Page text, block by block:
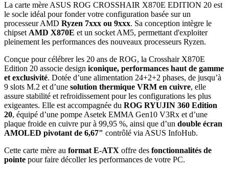
La carte mère ASUS ROG CROSSHAIR X870E EDITION 20 est
le socle idéal pour fonder votre configuration basée sur un
processeur AMD Ryzen 7xxx ou 9xxx. Sa conception intègre le
chipset AMD X870E et un socket AM5, permettant d'exploiter
pleinement les performances des nouveaux processeurs Ryzen.
Conçue pour célébrer les 20 ans de ROG, la Crosshair X870E
Edition 20 associe design iconique, performances haut de gamme
et exclusivité. Dotée d’une alimentation 24+2+2 phases, de jusqu’à
9 slots M.2 et d’une solution thermique VRM en cuivre, elle
assure stabilité et refroidissement pour les configurations les plus
exigeantes. Elle est accompagnée du ROG RYUJIN 360 Edition
20, équipé d’une pompe Asetek EMMA Gen10 V3Rx et d’une
plaque froide en cuivre pur à 99,95 %, ainsi que d’un double écran
AMOLED pivotant de 6,67" contrôlé via ASUS InfoHub.
Cette carte mère au format E-ATX offre des fonctionnalités de
pointe pour faire décoller les performances de votre PC.